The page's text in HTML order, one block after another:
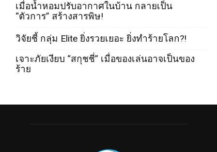
เมื่อน้ำหอมปรับอากาศในบ้าน กลายเป็น
“ตัวการ” สร้างสารพิษ!
วิจัยชี้ กลุ่ม Elite ยิ่งรวยเยอะ ยิ่งทำร้ายโลก?!
เจาะภัยเงียบ “สกุชชี่” เมื่อของเล่นอาจเป็นของ
ร้าย